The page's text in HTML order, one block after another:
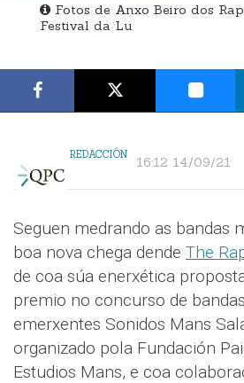
Fotos de Anxo Beiro dos
Festival da Lu
REDACCIÓN 16:12 14/09/21
Seguen medrando as bandas
boa nova chega dende The
de coa súa enerxética
premio no concurso de
emerxentes Sonidos Mans
organizado pola Fundación
Estudios Mans, e coa